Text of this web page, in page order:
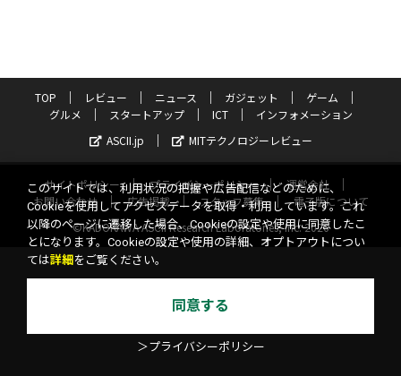
TOP レビュー ニュース ガジェット
ゲーム
グルメ
スタートアップ ICT
インフォメーション
ASCII.jp
MITテクノロジーレビュー
サイトポリシー プライバシーポリシー
運営会社
お問い合わせ
広告掲載 スタッフ募集
電子版について
©KADOKAWA ASCII Research Laboratories, Inc. 2026
このサイトでは、利用状況の把握や広告配信などのために、
Cookieを使用してアクセスデータを取得・利用しています。これ
以降のページに遷移した場合、Cookieの設定や使用に同意したこ
とになります。Cookieの設定や使用の詳細、オプトアウトについ
ては詳細 をご覧ください。
同意する
＞プライバシーポリシー